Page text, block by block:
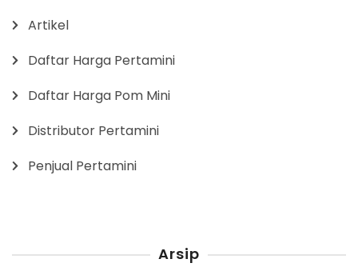
Artikel
Daftar Harga Pertamini
Daftar Harga Pom Mini
Distributor Pertamini
Penjual Pertamini
Arsip